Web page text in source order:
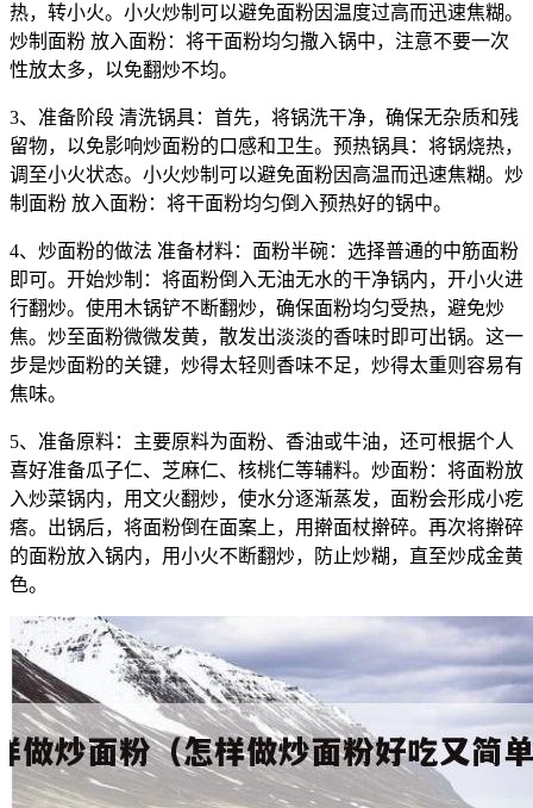
热，转小火。小火炒制可以避免面粉因温度过高而迅速焦糊。
炒制面粉 放入面粉：将干面粉均匀撒入锅中，注意不要一次
性放太多，以免翻炒不均。
3、准备阶段 清洗锅具：首先，将锅洗干净，确保无杂质和残
留物，以免影响炒面粉的口感和卫生。预热锅具：将锅烧热，
调至小火状态。小火炒制可以避免面粉因高温而迅速焦糊。炒
制面粉 放入面粉：将干面粉均匀倒入预热好的锅中。
4、炒面粉的做法 准备材料：面粉半碗：选择普通的中筋面粉
即可。开始炒制：将面粉倒入无油无水的干净锅内，开小火进
行翻炒。使用木锅铲不断翻炒，确保面粉均匀受热，避免炒
焦。炒至面粉微微发黄，散发出淡淡的香味时即可出锅。这一
步是炒面粉的关键，炒得太轻则香味不足，炒得太重则容易有
焦味。
5、准备原料：主要原料为面粉、香油或牛油，还可根据个人
喜好准备瓜子仁、芝麻仁、核桃仁等辅料。炒面粉：将面粉放
入炒菜锅内，用文火翻炒，使水分逐渐蒸发，面粉会形成小疙
瘩。出锅后，将面粉倒在面案上，用擀面杖擀碎。再次将擀碎
的面粉放入锅内，用小火不断翻炒，防止炒糊，直至炒成金黄
色。